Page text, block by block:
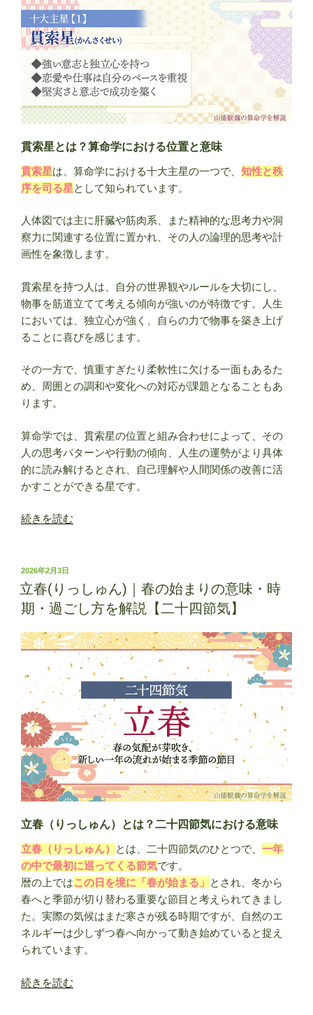
算
命
学
主
星・
石
星
の
徴
を
解
の
貫索星とは？算命学における位置と意味
貫索星は、算命学における十大主星の一つで、 知性と秩
序を司る星として知られています。
人体図では主に肝臓や筋肉系、また精神的な思考力や洞
察力に関連する位置に置かれ、その人の論理的思考や計
画性を象徴します。
貫索星を持つ人は、自分の世界観やルールを大切にし、
物事を筋道立てて考える傾向が強いのが特徴です。人生
においては、独立心が強く、自らの力で物事を築き上げ
ることに喜びを感じます。
その一方で、慎重すぎたり柔軟性に欠ける一面もあるた
め、周囲との調和や変化への対応が課題となることもあ
ります。
算命学では、貫索星の位置と組み合わせによって、その
人の思考パターンや行動の傾向、人生の運勢がより具体
的に読み解けるとされ、自己理解や人間関係の改善に活
かすことができる星です。
“貫
(か
ん
さ
く
せ
い)
算
学
の
十
大
主
星・
貫
星
の
特
徴
を
解
説”
続きを読む
投
稿
日:
2026年2月3日
立春(りっしゅん)｜春の始まりの意味・時
期・過ごし方を解説【二十四節気】
立春（りっしゅん）とは？二十四節気における意味
立春（りっしゅん） とは、二十四節気のひとつで、 一年
の中で最初に巡ってくる節気です。
暦の上ではこの日を境に「春が始まる」 とされ、冬から
春へと季節が切り替わる重要な節目と考えられてきまし
た。実際の気候はまだ寒さが残る時期ですが、自然のエ
ネルギーは少しずつ春へ向かって動き始めていると捉え
られています。
“立
続きを読む